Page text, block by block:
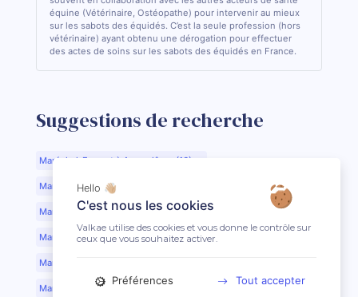
équine (Vétérinaire, Ostéopathe) pour intervenir au mieux
sur les sabots des équidés. C’est la seule profession (hors
vétérinaire) ayant obtenu une dérogation pour effectuer
des actes de soins sur les sabots des équidés en France.
Suggestions de recherche
Maréchal-Ferrant à Angoulême (16)
Maréchal-Ferrant à Aurillac (15)
Maréchal-Ferrant à Argentan (61)
Maréchal-Ferrant à Bar-le-Duc (55)
Maréchal-Ferrant à Beauvais (60)
Maréchal-Ferrant à Bordeaux (33)
Hello 👋🏼
C'est nous les cookies
Valkae utilise des cookies et vous donne le contrôle sur
ceux que vous souhaitez activer.
Préférences Tout accepter